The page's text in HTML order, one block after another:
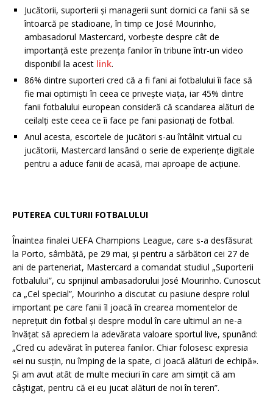
Jucătorii, suporterii și managerii sunt dornici ca fanii să se
întoarcă pe stadioane, în timp ce José Mourinho,
ambasadorul Mastercard, vorbește despre cât de
importanță este prezența fanilor în tribune într-un video
disponibil la acest link.
86% dintre suporteri cred că a fi fani ai fotbalului îi face să
fie mai optimiști în ceea ce privește viața, iar 45% dintre
fanii fotbalului european consideră că scandarea alături de
ceilalți este ceea ce îi face pe fani pasionați de fotbal.
Anul acesta, escortele de jucători s-au întâlnit virtual cu
jucătorii, Mastercard lansând o serie de experiențe digitale
pentru a aduce fanii de acasă, mai aproape de acțiune.
PUTEREA CULTURII FOTBALULUI
Înaintea finalei UEFA Champions League, care s-a desfăsurat
la Porto, sâmbătă, pe 29 mai, și pentru a sărbători cei 27 de
ani de parteneriat, Mastercard a comandat studiul „Suporterii
fotbalului”, cu sprijinul ambasadorului José Mourinho. Cunoscut
ca „Cel special”, Mourinho a discutat cu pasiune despre rolul
important pe care fanii îl joacă în crearea momentelor de
neprețuit din fotbal și despre modul în care ultimul an ne-a
învățat să apreciem la adevărata valoare sportul live, spunând:
„Cred cu adevărat în puterea fanilor. Chiar folosesc expresia
«ei nu susțin, nu împing de la spate, ci joacă alături de echipă».
Și am avut atât de multe meciuri în care am simțit că am
câștigat, pentru că ei eu jucat alături de noi în teren”.